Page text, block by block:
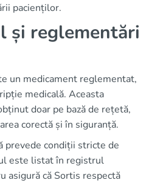
pacienților.
și reglementări
un medicament reglementat,
medicală. Aceasta
doar pe bază de rețetă,
corectă și în siguranță.
prevede condiții stricte de
este listat în registrul
asigură că Sortis respectă